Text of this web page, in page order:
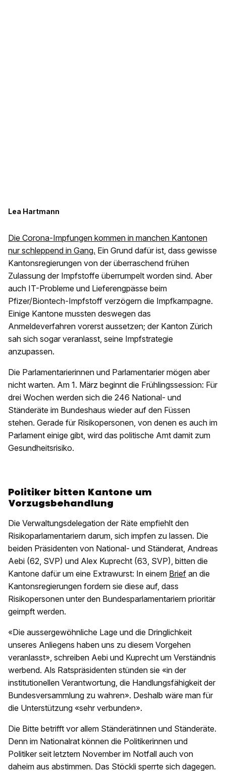
Lea Hartmann
Die Corona-Impfungen kommen in manchen Kantonen
nur schleppend in Gang. Ein Grund dafür ist, dass gewisse
Kantonsregierungen von der überraschend frühen
Zulassung der Impfstoffe überrumpelt worden sind. Aber
auch IT-Probleme und Lieferengpässe beim
Pfizer/Biontech-Impfstoff verzögern die Impfkampagne.
Einige Kantone mussten deswegen das
Anmeldeverfahren vorerst aussetzen; der Kanton Zürich
sah sich sogar veranlasst, seine Impfstrategie
anzupassen.
Die Parlamentarierinnen und Parlamentarier mögen aber
nicht warten. Am 1. März beginnt die Frühlingssession: Für
drei Wochen werden sich die 246 National- und
Ständeräte im Bundeshaus wieder auf den Füssen
stehen. Gerade für Risikopersonen, von denen es auch im
Parlament einige gibt, wird das politische Amt damit zum
Gesundheitsrisiko.
Politiker bitten Kantone um
Vorzugsbehandlung
Die Verwaltungsdelegation der Räte empfiehlt den
Risikoparlamentariern darum, sich impfen zu lassen. Die
beiden Präsidenten von National- und Ständerat, Andreas
Aebi (62, SVP) und Alex Kuprecht (63, SVP), bitten die
Kantone dafür um eine Extrawurst: In einem Brief an die
Kantonsregierungen fordern sie diese auf, dass
Risikopersonen unter den Bundesparlamentariern prioritär
geimpft werden.
«Die aussergewöhnliche Lage und die Dringlichkeit
unseres Anliegens haben uns zu diesem Vorgehen
veranlasst», schreiben Aebi und Kuprecht um Verständnis
werbend. Als Ratspräsidenten stünden sie «in der
institutionellen Verantwortung, die Handlungsfähigkeit der
Bundesversammlung zu wahren». Deshalb wäre man für
die Unterstützung «sehr verbunden».
Die Bitte betrifft vor allem Ständerätinnen und Ständeräte.
Denn im Nationalrat können die Politikerinnen und
Politiker seit letztem November im Notfall auch von
daheim aus abstimmen. Das Stöckli sperrte sich dagegen.